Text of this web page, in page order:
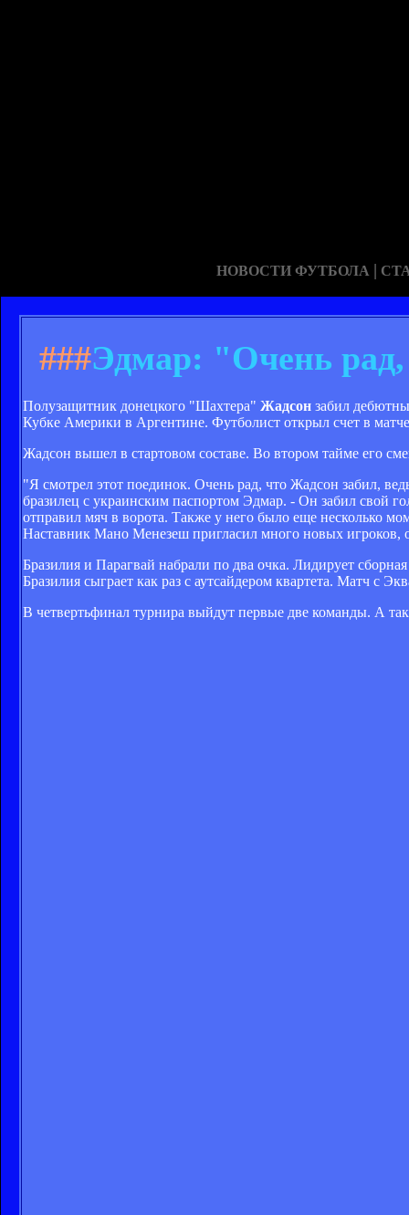
НОВОСТИ ФУТБОЛА |
###Эдмар: "Очень
Полузащитник донецкого "Шахтера" Жадсон забил
Кубке Америки в Аргентине. Футболист открыл счет в
Жадсон вышел в стартовом составе. Во втором тайме его
"Я смотрел этот поединок. Очень рад, что Жадсон забил,
бразилец с украинским паспортом Эдмар. - Он забил свой
отправил мяч в ворота. Также у него было еще несколько
Наставник Мано Менезеш пригласил много новых игроков,
Бразилия и Парагвай набрали по два очка. Лидирует
Бразилия сыграет как раз с аутсайдером квартета. Матч с
В четвертьфинал турнира выйдут первые две команды. А